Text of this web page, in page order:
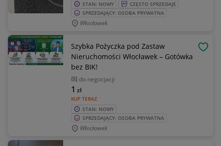
STAN: NOWY
CZĘSTO SPRZEDAJE
SPRZEDAJĄCY: OSOBA PRYWATNA
Włocławek
Szybka Pożyczka pod Zastaw
Nieruchomości Włocławek – Gotówka
bez BIK!
do negocjacji
KUP TERAZ
1 zł
STAN: NOWY
SPRZEDAJĄCY: OSOBA PRYWATNA
Włocławek